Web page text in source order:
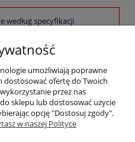
według specyfikacji
i dostawa
umożliwiają poprawne
dostosować ofertę do Twoich
przez nas
sklepu lub dostosować użycie
opcję "Dostosuj zgody".
w naszej Polityce